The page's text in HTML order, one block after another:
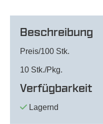
Beschreibung
Preis/100 Stk.
10 Stk./Pkg.
Verfügbarkeit
Lagernd